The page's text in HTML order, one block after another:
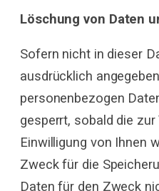
Löschung von Daten
Sofern nicht in dieser
ausdrücklich
personenbezogen
gesperrt, sobald die
Einwilligung von Ihnen
Zweck für die
Daten für den Zweck